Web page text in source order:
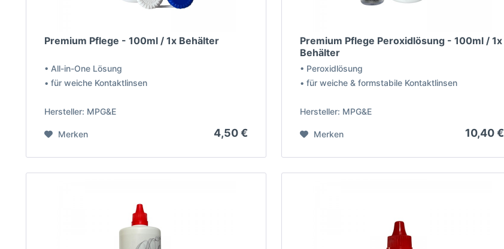
Premium Pflege - 100ml / 1x Behälter
• All-in-One Lösung
• für weiche Kontaktlinsen
Hersteller: MPG&E
4,50 €
Merken
Premium Pflege Peroxidlösung - 100ml / 1x
Behälter
• Peroxidlösung
• für weiche & formstabile Kontaktlinsen
Hersteller: MPG&E
10,40 €
Merken